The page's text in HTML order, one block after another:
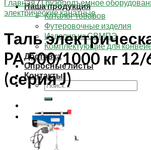
Наша продукция
Каталог товаров
Футеровочные изделия
Изделия из СВМПЭ
Комплектующие для
Доставка
Опросные листы
Контакты
Искать:
Корзина
Корзина пуста.
Главная/Грузоподъемное
электрические канатные
Таль
PA 500/1000 кг
(серия J)